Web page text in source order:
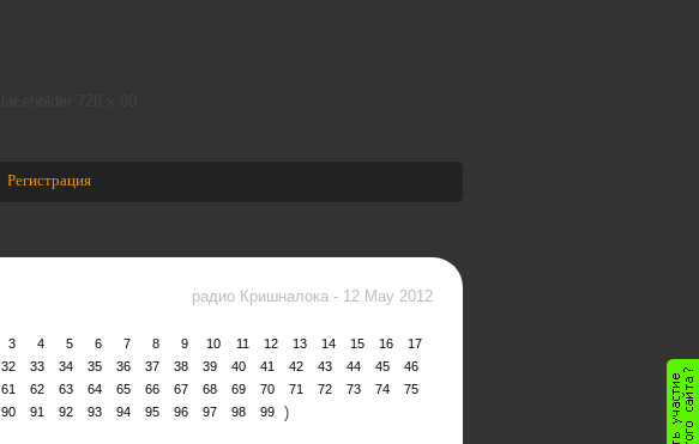
Регистрация
радио Кришналока - 12 May 2012
3 4 5 6 7 8 9 10 11 12 13 14 15 16
17
32 33 34 35 36 37 38 39 40 41 42 43 44 45
46
61 62 63 64 65 66 67 68 69 70 71 72 73 74
75
90 91 92 93 94 95 96 97 98 99 )